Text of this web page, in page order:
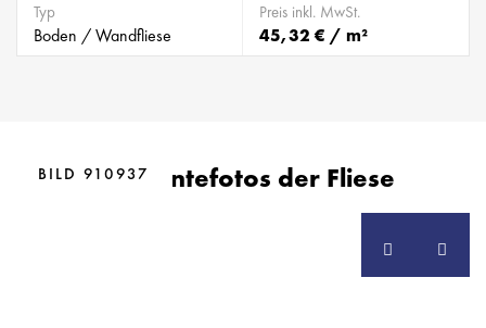
Typ
Boden / Wandfliese
Preis inkl. MwSt.
45,32 € / m²
Ambientefotos der Fliese
BILD 910936
BILD 910937